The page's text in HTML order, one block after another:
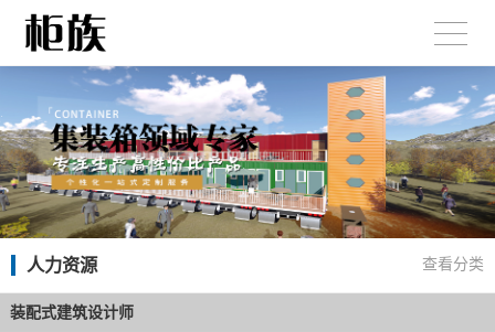
人力资源 查看分类
装配式建筑设计师